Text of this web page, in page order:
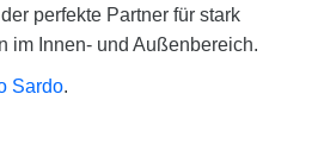
perfekte Partner für stark
im Innen- und Außenbereich.
Sardo.